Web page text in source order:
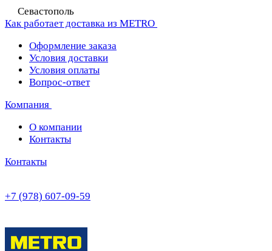
Севастополь
Как работает доставка из METRO
Оформление заказа
Условия доставки
Условия оплаты
Вопрос-ответ
Компания
О компании
Контакты
Контакты
+7 (978) 607-09-59